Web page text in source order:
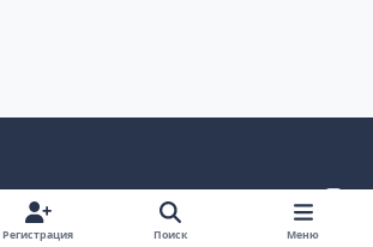
v
k
Политика конфиденциальности
Регистрация Поиск Меню